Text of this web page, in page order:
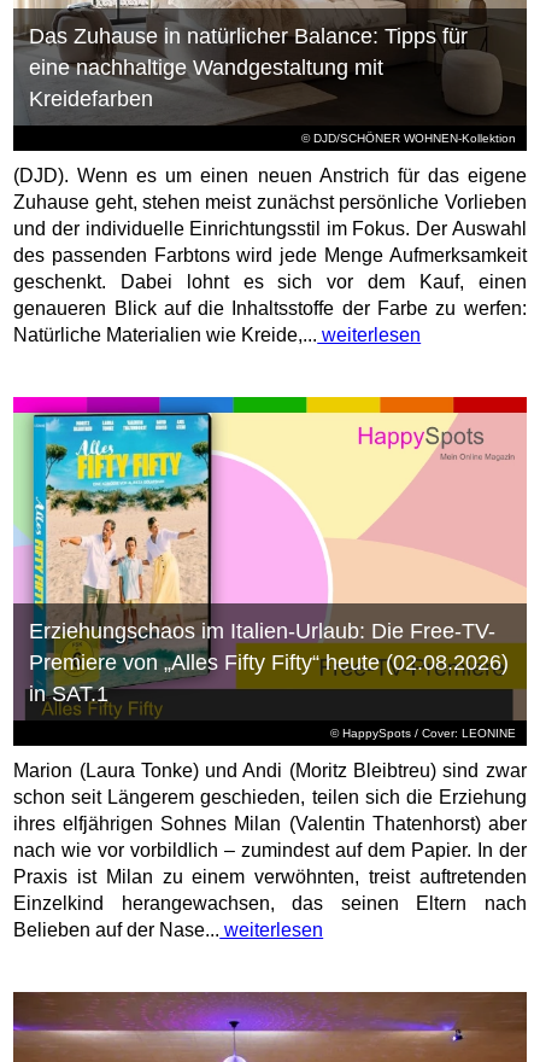
© DJD/SCHÖNER WOHNEN-Kollektion
Das Zuhause in natürlicher Balance: Tipps für
eine nachhaltige Wandgestaltung mit
Kreidefarben
(DJD). Wenn es um einen neuen Anstrich für das eigene
Zuhause geht, stehen meist zunächst persönliche Vorlieben
und der individuelle Einrichtungsstil im Fokus. Der Auswahl
des passenden Farbtons wird jede Menge Aufmerksamkeit
geschenkt. Dabei lohnt es sich vor dem Kauf, einen
genaueren Blick auf die Inhaltsstoffe der Farbe zu werfen:
Natürliche Materialien wie Kreide,... weiterlesen
© HappySpots / Cover: LEONINE
Erziehungschaos im Italien-Urlaub: Die Free-TV-
Premiere von „Alles Fifty Fifty“ heute (02.08.2026)
in SAT.1
Marion (Laura Tonke) und Andi (Moritz Bleibtreu) sind zwar
schon seit Längerem geschieden, teilen sich die Erziehung
ihres elfjährigen Sohnes Milan (Valentin Thatenhorst) aber
nach wie vor vorbildlich – zumindest auf dem Papier. In der
Praxis ist Milan zu einem verwöhnten, treist auftretenden
Einzelkind herangewachsen, das seinen Eltern nach
Belieben auf der Nase... weiterlesen